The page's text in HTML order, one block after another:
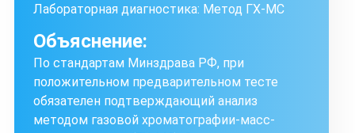
Лабораторная диагностика: Метод ГХ-МС
Объяснение:
По стандартам Минздрава РФ, при
положительном предварительном тесте
обязателен подтверждающий анализ
методом газовой хроматографии-масс-